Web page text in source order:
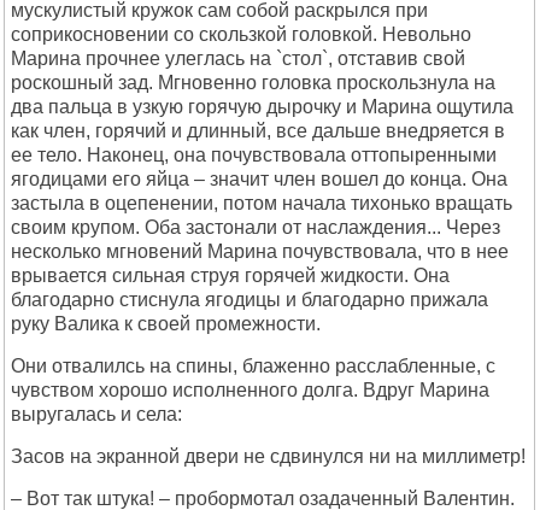
мускулистый кружок сам собой раскрылся при
соприкосновении со скользкой головкой. Невольно
Марина прочнее улеглась на `стол`, отставив свой
роскошный зад. Мгновенно головка проскользнула на
два пальца в узкую горячую дырочку и Марина ощутила
как член, горячий и длинный, все дальше внедряется в
ее тело. Наконец, она почувствовала оттопыренными
ягодицами его яйца – значит член вошел до конца. Она
застыла в оцепенении, потом начала тихонько вращать
своим крупом. Оба застонали от наслаждения... Через
несколько мгновений Марина почувствовала, что в нее
врывается сильная струя горячей жидкости. Она
благодарно стиснула ягодицы и благодарно прижала
руку Валика к своей промежности.
Они отвалилсь на спины, блаженно расслабленные, с
чувством хорошо исполненного долга. Вдруг Марина
выругалась и села:
Засов на экранной двери не сдвинулся ни на миллиметр!
– Вот так штука! – пробормотал озадаченный Валентин.